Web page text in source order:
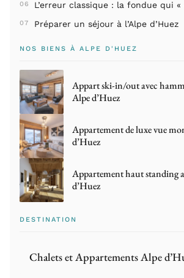
L’erreur classique : la fondue qui
Préparer un séjour à l’Alpe d’Huez
NOS BIENS À ALPE D'HUEZ
Appart ski-in/out avec
Alpe d’Huez
Appartement de luxe vue
d’Huez
Appartement haut standing
d’Huez
DESTINATION
Chalets et Appartements Alpe